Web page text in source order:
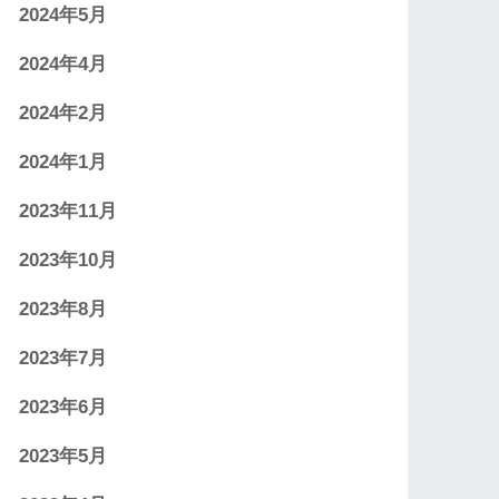
2024年5月
2024年4月
2024年2月
2024年1月
2023年11月
2023年10月
2023年8月
2023年7月
2023年6月
2023年5月